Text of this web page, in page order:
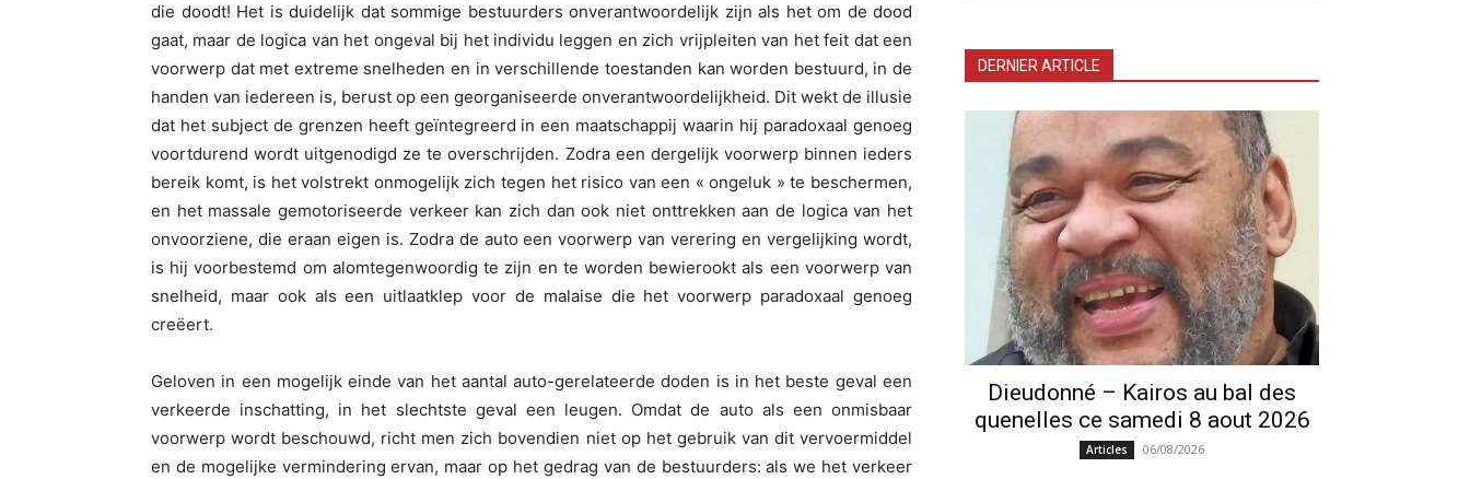
die doodt! Het is duidelijk dat sommige bestuurders onverantwoordelijk zijn als het om de dood
gaat, maar de logica van het ongeval bij het individu leggen en zich vrijpleiten van het feit dat een
voorwerp dat met extreme snelheden en in verschillende toestanden kan worden bestuurd, in de
handen van iedereen is, berust op een georganiseerde onverantwoordelijkheid. Dit wekt de illusie
dat het subject de grenzen heeft geïntegreerd in een maatschappij waarin hij paradoxaal genoeg
voortdurend wordt uitgenodigd ze te overschrijden. Zodra een dergelijk voorwerp binnen ieders
bereik komt, is het volstrekt onmogelijk zich tegen het risico van een « ongeluk » te beschermen,
en het massale gemotoriseerde verkeer kan zich dan ook niet onttrekken aan de logica van het
onvoorziene, die eraan eigen is. Zodra de auto een voorwerp van verering en vergelijking wordt,
is hij voorbestemd om alomtegenwoordig te zijn en te worden bewierookt als een voorwerp van
snelheid, maar ook als een uitlaatklep voor de malaise die het voorwerp paradoxaal genoeg
creëert.
Geloven in een mogelijk einde van het aantal auto-gerelateerde doden is in het beste geval een
verkeerde inschatting, in het slechtste geval een leugen. Omdat de auto als een onmisbaar
voorwerp wordt beschouwd, richt men zich bovendien niet op het gebruik van dit vervoermiddel
en de mogelijke vermindering ervan, maar op het gedrag van de bestuurders: als we het verkeer
DERNIER ARTICLE
Dieudonné – Kairos au bal des
quenelles ce samedi 8 aout 2026
Articles 06/08/2026